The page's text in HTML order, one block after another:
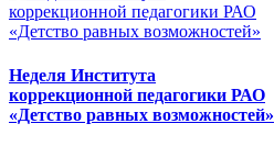
Неделя Института
коррекционной педагогики РАО
«Детство равных возможностей»